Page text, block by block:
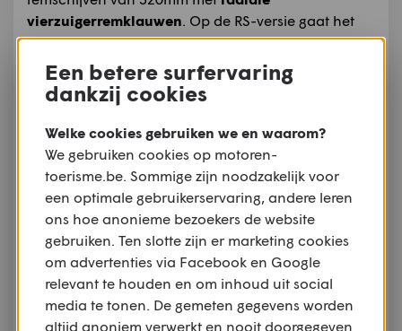
vierzuigerremklauwen. Op de RS-versie gaat het
ommonobloc-remklauwen.
Beide Speed Triples hebben 17-duims wielen
(120/70 vooraan, 190/55 achteraan) die geschoeid
zijn met
Pirelli Diablo Supercorsa
Maten en gewichten
Een betere surfervaring
dankzij cookies
Welke cookies gebruiken we en waarom?
We gebruiken cookies op motoren-
toerisme.be. Sommige zijn noodzakelijk voor
een optimale gebruikerservaring, andere leren
ons hoe anonieme bezoekers de website
gebruiken. Ten slotte zijn er marketing cookies
om advertenties via Facebook en Google
relevant te houden en om inhoud uit social
media te tonen. De gemeten gegevens worden
altijd anoniem verwerkt en nooit doorgegeven